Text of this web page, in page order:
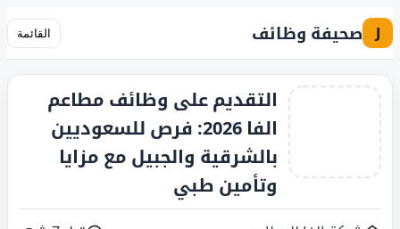
J صحيفة وظائف القائمة
التقديم على وظائف مطاعم
الفا 2026: فرص للسعوديين
بالشرقية والجبيل مع مزايا
وتأمين طبي